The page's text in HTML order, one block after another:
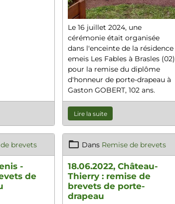
Le 16 juillet 2024, une
cérémonie était organisée
dans l'enceinte de la résidence
emeis Les Fables à Brasles (02)
pour la remise du diplôme
d'honneur de porte-drapeau à
Gaston GOBERT, 102 ans.
Lire la suite
brevets
-
de
Dans Remise de brevets
18.06.2022, Château-
Thierry : remise de
brevets de porte-
drapeau